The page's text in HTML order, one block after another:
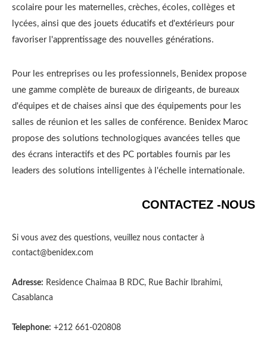
scolaire pour les maternelles, crèches, écoles, collèges et
lycées, ainsi que des jouets éducatifs et d'extérieurs pour
favoriser l'apprentissage des nouvelles générations.
Pour les entreprises ou les professionnels, Benidex propose
une gamme complète de bureaux de dirigeants, de bureaux
d'équipes et de chaises ainsi que des équipements pour les
salles de réunion et les salles de conférence. Benidex Maroc
propose des solutions technologiques avancées telles que
des écrans interactifs et des PC portables fournis par les
leaders des solutions intelligentes à l'échelle internationale.
CONTACTEZ -NOUS
Si vous avez des questions, veuillez nous contacter à
contact@benidex.com
Adresse: Residence Chaimaa B RDC, Rue Bachir Ibrahimi,
Casablanca
Telephone: +212 661-020808